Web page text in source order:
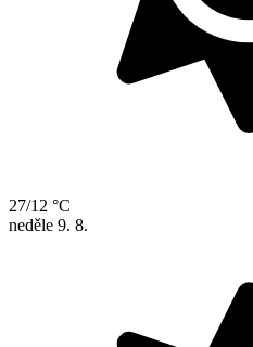
27/12 °C
neděle 9. 8.